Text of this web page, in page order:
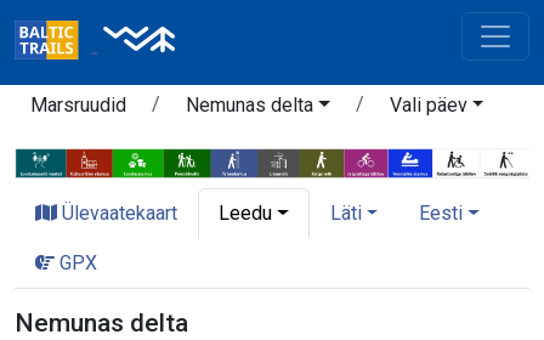
Marsruudid Nemunas delta Vali päev
Ülevaatekaart Leedu Läti Eesti
GPX
Nemunas delta